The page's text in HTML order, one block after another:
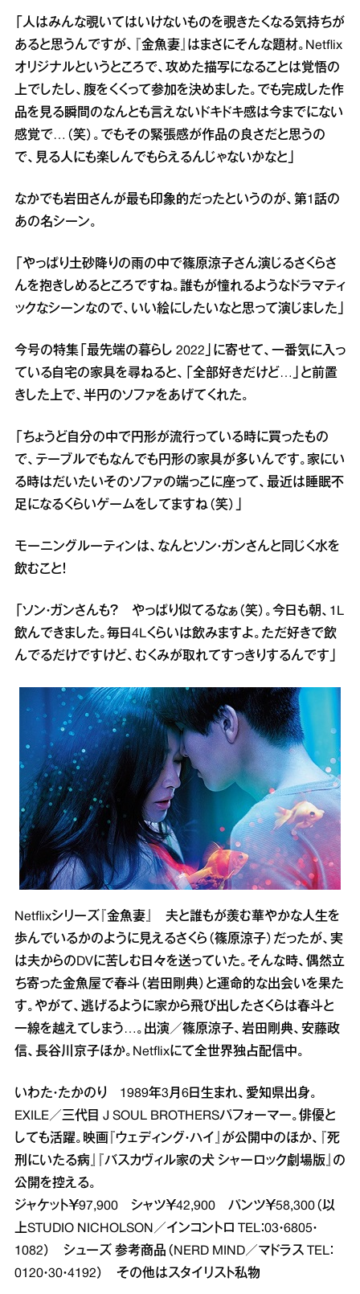
「人はみんな覗いてはいけないものを覗きたくなる気持ちが
あると思うんですが、『金魚妻』はまさにそんな題材。Netflix
オリジナルというところで、攻めた描写になることは覚悟の
上でしたし、腹をくくって参加を決めました。でも完成した作
品を見る瞬間のなんとも言えないドキドキ感は今までにない
感覚で…（笑）。でもその緊張感が作品の良さだと思うの
で、見る人にも楽しんでもらえるんじゃないかなと」
なかでも岩田さんが最も印象的だったというのが、第1話の
あの名シーン。
「やっぱり土砂降りの雨の中で篠原涼子さん演じるさくらさ
んを抱きしめるところですね。誰もが憧れるようなドラマティ
ックなシーンなので、いい絵にしたいなと思って演じました」
今号の特集「最先端の暮らし 2022」に寄せて、一番気に入っ
ている自宅の家具を尋ねると、「全部好きだけど…」と前置
きした上で、半円のソファをあげてくれた。
「ちょうど自分の中で円形が流行っている時に買ったもの
で、テーブルでもなんでも円形の家具が多いんです。家にい
る時はだいたいそのソファの端っこに座って、最近は睡眠不
足になるくらいゲームをしてますね（笑）」
モーニングルーティンは、なんとソン・ガンさんと同じく水を
飲むこと！
「ソン・ガンさんも？ やっぱり似てるなぁ（笑）。今日も朝、1L
飲んできました。毎日4Lくらいは飲みますよ。ただ好きで飲
んでるだけですけど、むくみが取れてすっきりするんです」
Netflixシリーズ『金魚妻』 夫と誰もが羨む華やかな人生を
歩んでいるかのように見えるさくら（篠原涼子）だったが、実
は夫からのDVに苦しむ日々を送っていた。そんな時、偶然立
ち寄った金魚屋で春斗（岩田剛典）と運命的な出会いを果た
す。やがて、逃げるように家から飛び出したさくらは春斗と
一線を越えてしまう…。出演／篠原涼子、岩田剛典、安藤政
信、長谷川京子ほか。Netflixにて全世界独占配信中。
いわた・たかのり 1989年3月6日生まれ、愛知県出身。
EXILE／三代目 J SOUL BROTHERSパフォーマー。俳優と
しても活躍。映画『ウェディング・ハイ』が公開中のほか、『死
刑にいたる病』『バスカヴィル家の犬 シャーロック劇場版』の
公開を控える。
ジャケット￥97,900 シャツ￥42,900 パンツ￥58,300（以
上STUDIO NICHOLSON／インコントロ TEL：03・6805・
1082） シューズ 参考商品（NERD MIND／マドラス TEL：
0120・30・4192） その他はスタイリスト私物